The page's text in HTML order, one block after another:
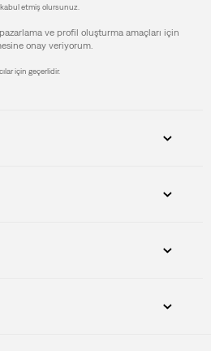
etmiş olursunuz.
ve profil oluşturma amaçları için
onay veriyorum.
için geçerlidir.